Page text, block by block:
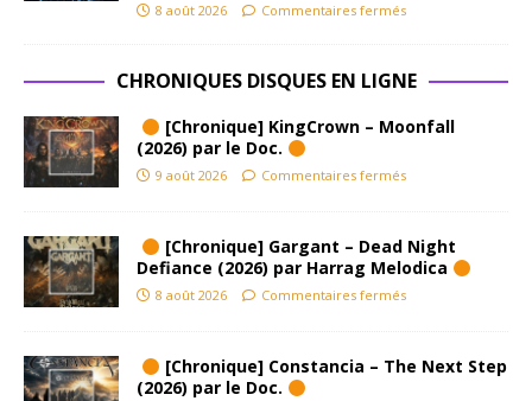
8 août 2026 Commentaires fermés
CHRONIQUES DISQUES EN LIGNE
[Chronique] KingCrown – Moonfall
(2026) par le Doc.
9 août 2026 Commentaires fermés
[Chronique] Gargant – Dead Night
Defiance (2026) par Harrag Melodica
8 août 2026 Commentaires fermés
[Chronique] Constancia – The Next Step
(2026) par le Doc.